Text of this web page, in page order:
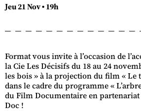
Jeu 21 Nov • 19h
Format vous invite à l’occasion de
la Cie Les Décisifs du 18 au 24
les bois » à la projection du film « Le
dans le cadre du programme «
du Film Documentaire en partenariat
Doc !